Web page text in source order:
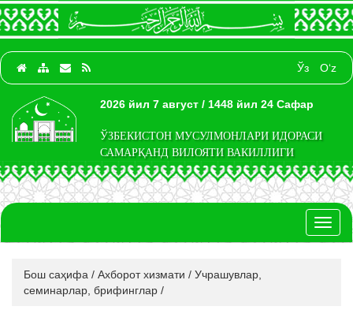
Ўз O‘z
2026 йил 7 август / 1448 йил 24 Сафар
ЎЗБЕКИСТОН МУСУЛМОНЛАРИ ИДОРАСИ
САМАРҚАНД ВИЛОЯТИ ВАКИЛЛИГИ
Бош саҳифа / Ахборот хизмати / Учрашувлар,
семинарлар, брифинглар /